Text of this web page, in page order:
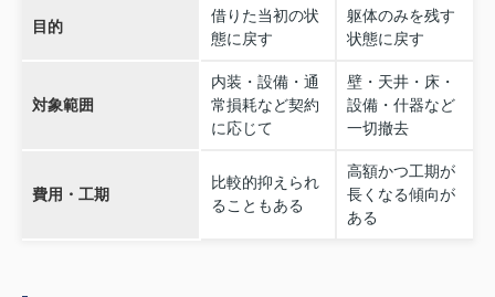
目的
借りた当初の状
態に戻す
躯体のみを残す
状態に戻す
対象範囲
内装・設備・通
常損耗など契約
に応じて
壁・天井・床・
設備・什器など
一切撤去
費用・工期
比較的抑えられ
ることもある
高額かつ工期が
長くなる傾向が
ある